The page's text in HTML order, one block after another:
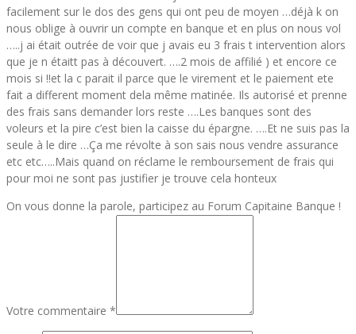
facilement sur le dos des gens qui ont peu de moyen …déjà k on
nous oblige à ouvrir un compte en banque et en plus on nous vol
…..j ai était outrée de voir que j avais eu 3 frais t intervention alors
que je n étaitt pas à découvert. ….2 mois de affilié ) et encore ce
mois si !!et la c parait il parce que le virement et le paiement ete
fait a different moment dela même matinée. Ils autorisé et prenne
des frais sans demander lors reste ….Les banques sont des
voleurs et la pire c’est bien la caisse du épargne. ….Et ne suis pas la
seule à le dire …Ça me révolte à son sais nous vendre assurance
etc etc…..Mais quand on réclame le remboursement de frais qui
pour moi ne sont pas justifier je trouve cela honteux
On vous donne la parole, participez au Forum Capitaine Banque !
Votre commentaire *